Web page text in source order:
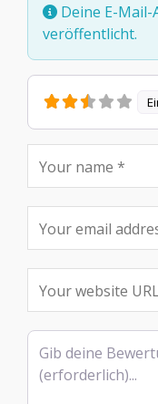
Deine E-
veröffentlicht.
Rezensionstext